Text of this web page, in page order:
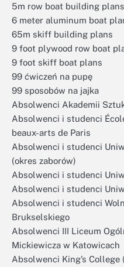
5m row boat building plans
6 meter aluminum boat
65m skiff building plans
9 foot plywood row boat
9 foot skiff boat plans
99 ćwiczeń na pupę
99 sposobów na jajka
Absolwenci Akademii
Absolwenci i studenci
beaux-arts de Paris
Absolwenci i studenci
(okres zaborów)
Absolwenci i studenci
Absolwenci i studenci
Absolwenci i studenci
Brukselskiego
Absolwenci III Liceum
Mickiewicza w Katowicach
Absolwenci King’s College